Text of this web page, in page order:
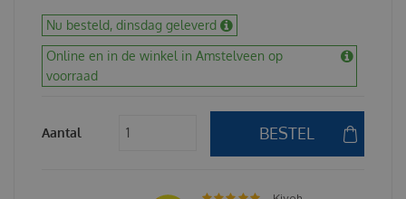
Nu besteld, dinsdag geleverd
Online en in de winkel in Amstelveen op
voorraad
Aantal